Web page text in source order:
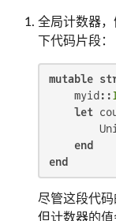
全局计数器
下代码片段：
mutable
    myid::
let
end
end
尽管这段代码
但计数器的